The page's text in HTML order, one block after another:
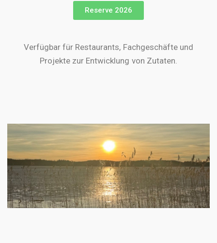
Reserve 2026
Verfügbar für Restaurants, Fachgeschäfte und
Projekte zur Entwicklung von Zutaten.